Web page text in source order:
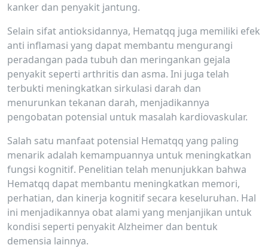
kanker dan penyakit jantung.
Selain sifat antioksidannya, Hematqq juga memiliki efek
anti inflamasi yang dapat membantu mengurangi
peradangan pada tubuh dan meringankan gejala
penyakit seperti arthritis dan asma. Ini juga telah
terbukti meningkatkan sirkulasi darah dan
menurunkan tekanan darah, menjadikannya
pengobatan potensial untuk masalah kardiovaskular.
Salah satu manfaat potensial Hematqq yang paling
menarik adalah kemampuannya untuk meningkatkan
fungsi kognitif. Penelitian telah menunjukkan bahwa
Hematqq dapat membantu meningkatkan memori,
perhatian, dan kinerja kognitif secara keseluruhan. Hal
ini menjadikannya obat alami yang menjanjikan untuk
kondisi seperti penyakit Alzheimer dan bentuk
demensia lainnya.